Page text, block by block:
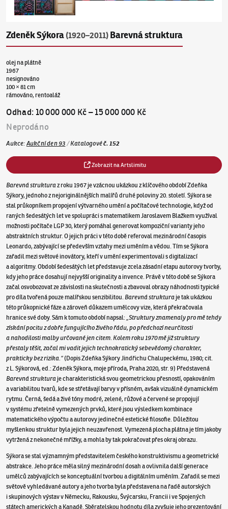
Zdeněk Sýkora (1920–2011) Barevná struktura
olej na plátně
1967
nesignováno
100 × 81 cm
rámováno, rentoaláž
Odhad: 10 000 000 Kč–15 000 000 Kč
Neprodáno
Aukce: Aukční den 93 /Katalogovéč.152
Zobrazit na Artslimitu
Barevná strukturaz roku 1967 je vzácnou ukázkou z klíčového období Zdeňka
Sýkory, jednoho z nejoriginálnějších malířů druhé poloviny 20. století. Sýkora se
stal průkopníkem propojení výtvarného umění a počítačové technologie, když od
raných šedesátých let ve spolupráci s matematikem Jaroslavem Blažkem využíval
možnosti počítače LGP 30, který pomáhal generovat kompoziční varianty jeho
abstraktních struktur. O jejich práci v této době referoval mezinárodní časopis
Leonardo, zabývající se především vztahy mezi uměním a vědou. Tím se Sýkora
zařadil mezi světové inovátory, kteří v umění experimentovali s digitalizací
a algoritmy. Období šedesátých let představuje zcela zásadní etapu autorovy tvorby,
kdy jeho práce dosahují nejvyšší originality a invence. Právě v této době se Sýkora
začal osvobozovat ze závislosti na skutečnosti a zbavoval obrazy náhodnosti typické
pro díla tvořená pouze malířskou senzibilitou. Barevná strukturaje tak ukázkou
této průkopnické fáze a zároveň důkazem umělcovy vize, která překračovala
hranice své doby. Sám k tomuto období napsal: „Struktury znamenaly pro mě tehdy
získání pocitu z dobře fungujícího živého řádu, po předchozí neurčitosti
a nahodilosti malby určované jen citem. Kolem roku 1970 mě již struktury
přestaly těšit, začal mi vadit jejich technokratický sebevědomý charakter,
prakticky bez rizika.“ (Dopis Zdeňka Sýkory Jindřichu Chalupeckému, 1980; cit.
z L. Sýkorová, ed.: Zdeněk Sýkora, moje příroda, Praha 2020, str. 9) Představená
Barevná strukturaje charakteristická svou geometrickou přesností, opakováním
a variabilitou tvarů, kde se střetávají barvy v přísném, avšak vizuálně dynamickém
rytmu. Černá, šedá a živé tóny modré, zelené, růžové a červené se propojují
v systému zřetelně vymezených prvků, které jsou výsledkem kombinace
matematického výpočtu a autorovy jedinečné estetické filosofie. Důležitou
myšlenkou struktur byla jejich neuzavřenost. Vymezená plocha plátna je tím jakoby
vytržená z nekonečné mřížky, a mohla by tak pokračovat přes okraj obrazu.
Sýkora se stal významným představitelem českého konstruktivismu a geometrické
abstrakce. Jeho práce měla silný mezinárodní dosah a ovlivnila další generace
umělců zabývajících se konceptuální tvorbou a digitálním uměním. Zařadil se mezi
světově vyhledávané autory a jeho tvorba byla představena na řadě autorských
i skupinových výstav v Německu, Rakousku, Švýcarsku, Francii i ve Spojených
státech amerických a Kanadě. Sběratelskou hodnotu díla zvyšuje jeho prezentování